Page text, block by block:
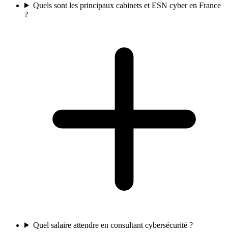
Quels sont les principaux cabinets et ESN cyber en France
?
Quel salaire attendre en consultant cybersécurité ?